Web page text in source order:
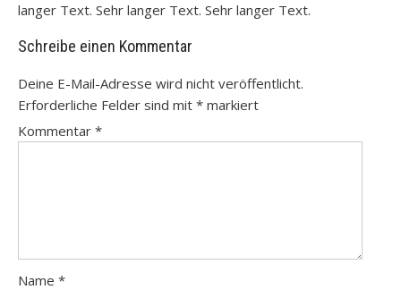
langer Text. Sehr langer Text. Sehr langer Text.
Schreibe einen Kommentar
Deine E-Mail-Adresse wird nicht veröffentlicht.
Erforderliche Felder sind mit * markiert
Kommentar *
Name *